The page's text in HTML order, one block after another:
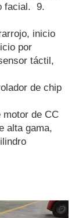
facial. 9.
inicio
por
táctil,
de chip
motor de CC
alta gama,